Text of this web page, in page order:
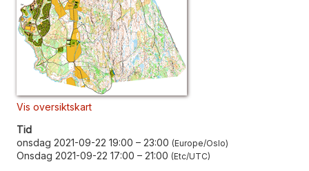
Vis oversiktskart
Tid
onsdag 2021-09-22 19:00 – 23:00 Europe/Oslo
Onsdag 2021-09-22 17:00 – 21:00 Etc/UTC